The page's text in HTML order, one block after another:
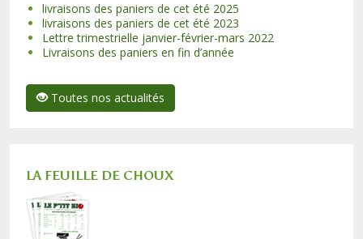
livraisons des paniers de cet été 2025
livraisons des paniers de cet été 2023
Lettre trimestrielle janvier-février-mars 2022
Livraisons des paniers en fin d’année
Toutes nos actualités
LA FEUILLE DE CHOUX